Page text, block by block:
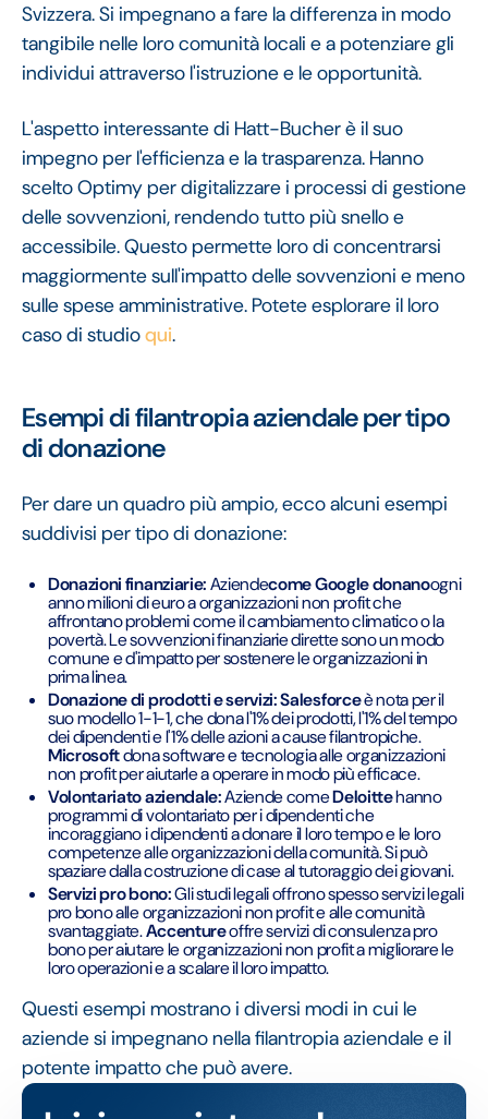
Svizzera. Si impegnano a fare la differenza in modo
tangibile nelle loro comunità locali e a potenziare gli
individui attraverso l'istruzione e le opportunità.
L'aspetto interessante di Hatt-Bucher è il suo
impegno per l'efficienza e la trasparenza. Hanno
scelto Optimy per digitalizzare i processi di gestione
delle sovvenzioni, rendendo tutto più snello e
accessibile. Questo permette loro di concentrarsi
maggiormente sull'impatto delle sovvenzioni e meno
sulle spese amministrative. Potete esplorare il loro
caso di studioqui.
Esempi di filantropia aziendale per tipo
di donazione
Per dare un quadro più ampio, ecco alcuni esempi
suddivisi per tipo di donazione:
Donazioni finanziarie:Aziendecome Google donanoogni
anno milioni di euro a organizzazioni non profit che
affrontano problemi come il cambiamento climatico o la
povertà. Le sovvenzioni finanziarie dirette sono un modo
comune e d'impatto per sostenere le organizzazioni in
prima linea.
Donazione di prodotti e servizi:Salesforceè nota per il
suo modello 1-1-1, che dona l'1% dei prodotti, l'1% del tempo
dei dipendenti e l'1% delle azioni a cause filantropiche.
Microsoftdona software e tecnologia alle organizzazioni
non profit per aiutarle a operare in modo più efficace.
Volontariato aziendale:Aziende comeDeloittehanno
programmi di volontariato per i dipendenti che
incoraggiano i dipendenti a donare il loro tempo e le loro
competenze alle organizzazioni della comunità. Si può
spaziare dalla costruzione di case al tutoraggio dei giovani.
Servizi pro bono:Gli studi legali offrono spesso servizi legali
pro bono alle organizzazioni non profit e alle comunità
svantaggiate.Accentureoffre servizi di consulenza pro
bono per aiutare le organizzazioni non profit a migliorare le
loro operazioni e a scalare il loro impatto.
Questi esempi mostrano i diversi modi in cui le
aziende si impegnano nella filantropia aziendale e il
potente impatto che può avere.